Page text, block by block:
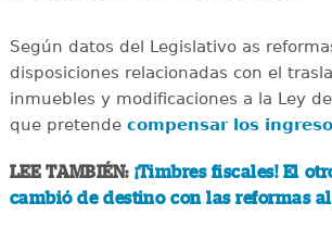
Según datos del Legislativo as
disposiciones relacionadas con el
inmuebles y modificaciones a la Ley
que pretende compensar los
LEE TAMBIÉN: ¡Timbres fiscales! El
cambió de destino con las reformas al